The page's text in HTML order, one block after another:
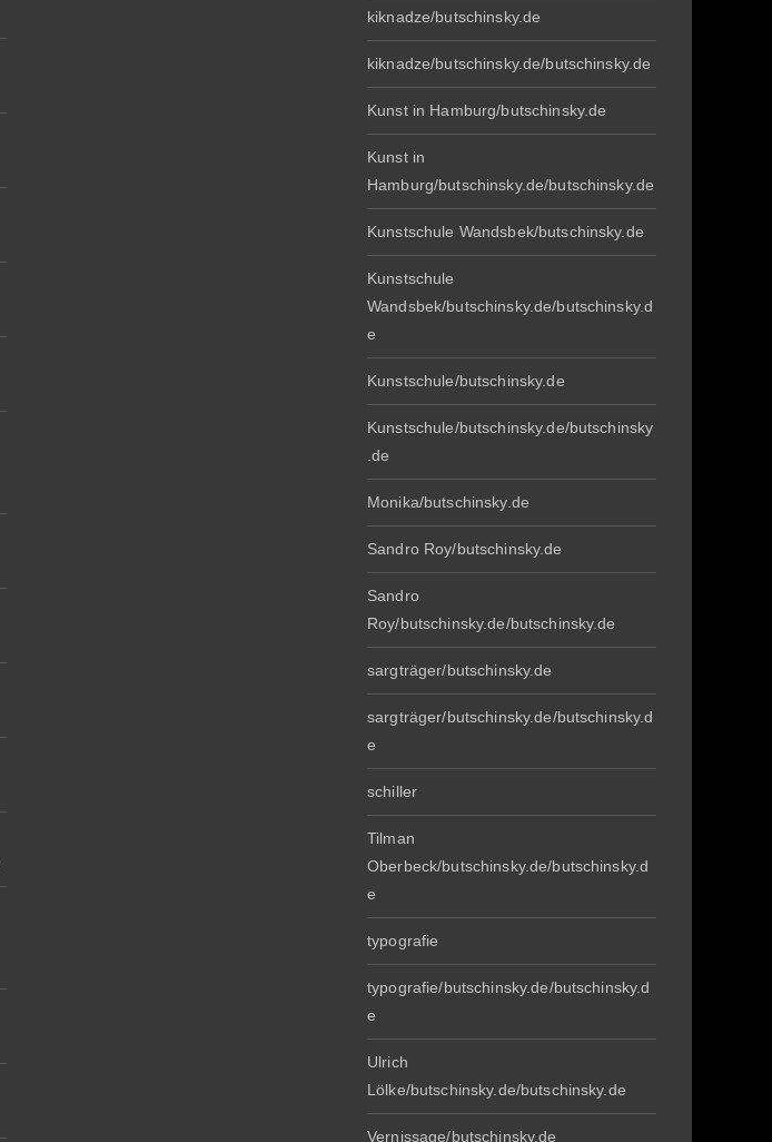
kiknadze/butschinsky.de
kiknadze/butschinsky.de/butschinsky.de
Kunst in Hamburg/butschinsky.de
Kunst in
Hamburg/butschinsky.de/butschinsky.de
Kunstschule Wandsbek/butschinsky.de
Kunstschule
Wandsbek/butschinsky.de/butschinsky.d
e
Kunstschule/butschinsky.de
Kunstschule/butschinsky.de/butschinsky
.de
Monika/butschinsky.de
Sandro Roy/butschinsky.de
Sandro
Roy/butschinsky.de/butschinsky.de
sargträger/butschinsky.de
sargträger/butschinsky.de/butschinsky.d
e
schiller
Tilman
Oberbeck/butschinsky.de/butschinsky.d
e
typografie
typografie/butschinsky.de/butschinsky.d
e
Ulrich
Lölke/butschinsky.de/butschinsky.de
Vernissage/butschinsky.de